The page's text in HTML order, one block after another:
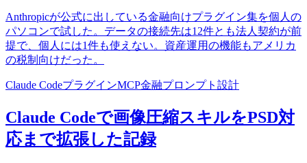
Anthropicが公式に出している金融向けプラグイン集を個人の
パソコンで試した。データの接続先は12件とも法人契約が前
提で、個人には1件も使えない。資産運用の機能もアメリカ
の税制向けだった。
Claude CodeプラグインMCP金融プロンプト設計
Claude Codeで画像圧縮スキルをPSD対
応まで拡張した記録